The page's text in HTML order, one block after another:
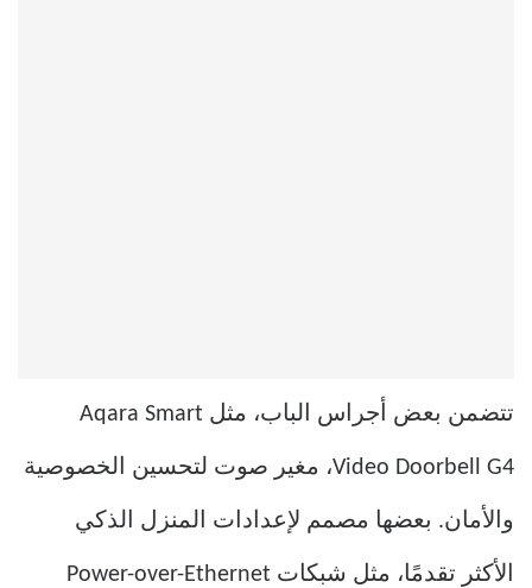
تتضمن بعض أجراس الباب، مثل Aqara Smart
Video Doorbell G4، مغير صوت لتحسين الخصوصية
والأمان. بعضها مصمم لإعدادات المنزل الذكي
الأكثر تقدمًا، مثل شبكات Power-over-Ethernet